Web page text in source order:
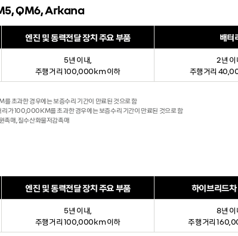
QM6, Arkana
엔진 및 동력전달 장치 주요 부품 배터
5년 이내,
주행거리 100,000km 이하
2년 이
주행거리
초과한 경우에는 보증수리 기간이 만료된 것으로 함
리가 100,000KM를 초과한 경우에는 보증수리 기간이 만료된 것으로 함
촉매, 질수산화물저감촉매
엔진 및 동력전달 장치 주요 부품 하이브리드
5년 이내,
주행거리 100,000km 이하
8년 이
주행거리